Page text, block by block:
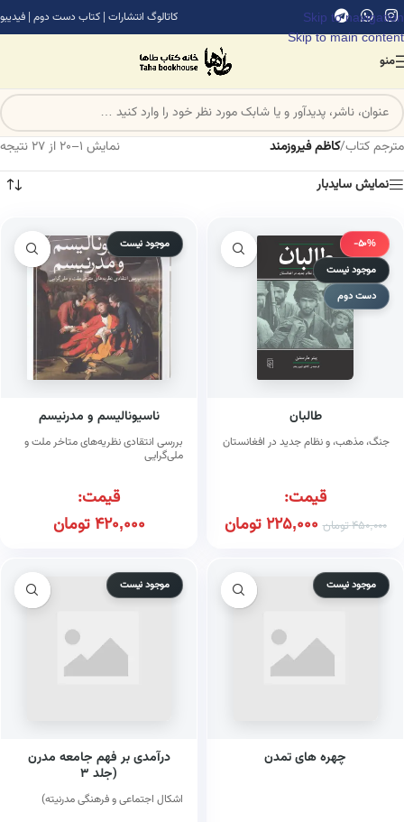
Skip to navigation
Skip to main content
کاتالوگ انتشارات | کتاب دست دوم | فیدیبو
منو
مترجم کتاب/کاظم فیروزمند
نمایش 1–20 از 27 نتیجه
نمایش سایدبار
-50%
موجود نیست
دست دوم
طالبان
جنگ، مذهب، و نظام جدید در افغانستان
قیمت:
450,000تومان 225,000تومان
موجود نیست
ناسیونالیسم و مدرنیسم
بررسی انتقادی نظریه‌های متاخر ملت و
ملی‌گرایی
قیمت:
420,000تومان
موجود نیست
چهره های تمدن
موجود نیست
درآمدی بر فهم جامعه مدرن
(جلد ۳
اشکال اجتماعی و فرهنگی مدرنیته)